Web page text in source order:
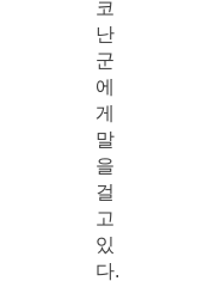
코
난
군
에
게
말
을
걸
고
있
다.